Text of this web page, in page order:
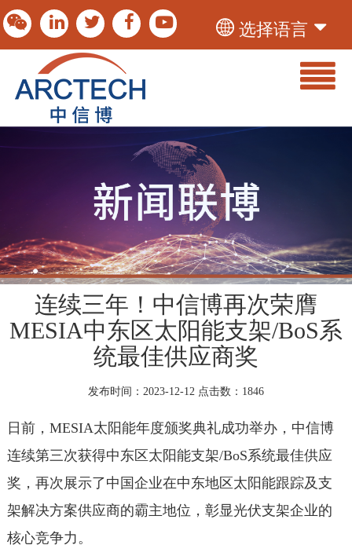
选择语言
连续三年！中信博再次荣膺
MESIA中东区太阳能支架/BoS系
统最佳供应商奖
发布时间：2023-12-12 点击数： 1846
日前，MESIA太阳能年度颁奖典礼成功举办，中信博
连续第三次获得中东区太阳能支架/BoS系统最佳供应
奖，再次展示了中国企业在中东地区太阳能跟踪及支
架解决方案供应商的霸主地位，彰显光伏支架企业的
核心竞争力。